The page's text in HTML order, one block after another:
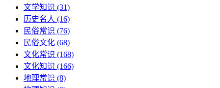
文学知识 (31)
历史名人 (16)
民俗常识 (76)
民俗文化 (68)
文化常识 (168)
文化知识 (166)
地理常识 (8)